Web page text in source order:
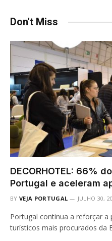
Don't Miss
DECORHOTEL: 66%
Portugal e aceleram
BY VEJA PORTUGAL JULHO 30,
Portugal continua a reforçar
turísticos mais procurados da